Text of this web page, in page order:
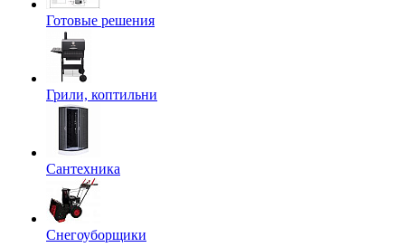
Готовые решения
Грили, коптильни
Сантехника
Снегоуборщики